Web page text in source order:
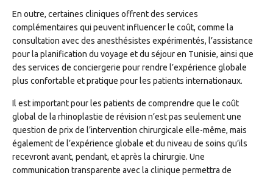
En outre, certaines cliniques offrent des services
complémentaires qui peuvent influencer le coût, comme la
consultation avec des anesthésistes expérimentés, l’assistance
pour la planification du voyage et du séjour en Tunisie, ainsi que
des services de conciergerie pour rendre l’expérience globale
plus confortable et pratique pour les patients internationaux.
Il est important pour les patients de comprendre que le coût
global de la rhinoplastie de révision n’est pas seulement une
question de prix de l’intervention chirurgicale elle-même, mais
également de l’expérience globale et du niveau de soins qu’ils
recevront avant, pendant, et après la chirurgie. Une
communication transparente avec la clinique permettra de